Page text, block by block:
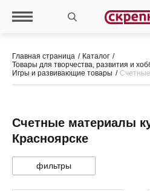
Главная страница
Каталог
Товары для творчества, развития и
Игры и развивающие товары
Счетные материалы
Красноярске
фильтры